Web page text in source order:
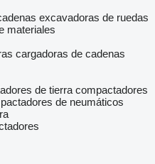
excavadoras de ruedas
materiales
cargadoras de cadenas
de tierra compactadores
de neumáticos